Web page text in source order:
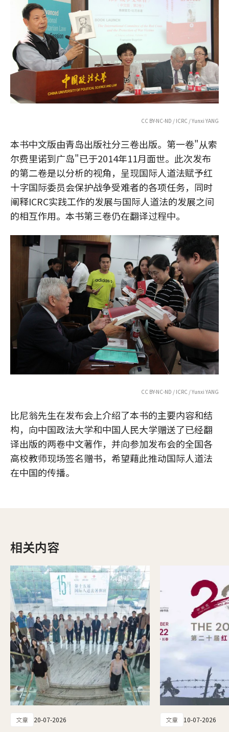
CC BY-NC-ND / ICRC / Yunxi YANG
本书中文版由青岛出版社分三卷出版。第一卷"从索
尔费里诺到广岛"已于2014年11月面世。此次发布
的第二卷是以分析的视角，呈现国际人道法赋予红
十字国际委员会保护战争受难者的各项任务，同时
阐释ICRC实践工作的发展与国际人道法的发展之间
的相互作用。本书第三卷仍在翻译过程中。
CC BY-NC-ND / ICRC / Yunxi YANG
比尼翁先生在发布会上介绍了本书的主要内容和结
构，向中国政法大学和中国人民大学赠送了已经翻
译出版的两卷中文著作，并向参加发布会的全国各
高校教师现场签名赠书，希望藉此推动国际人道法
在中国的传播。
相关内容
文章 20-07-2026 文章 10-07-2026